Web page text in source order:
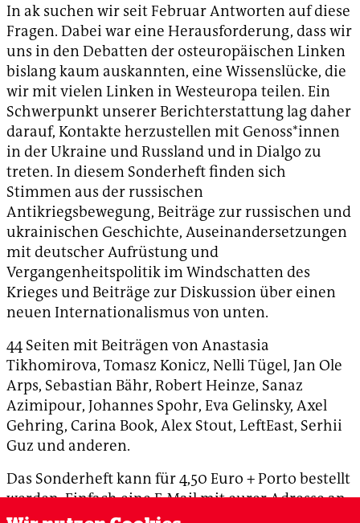
In ak suchen wir seit Februar Antworten auf diese
Fragen. Dabei war eine Herausforderung, dass wir
uns in den Debatten der osteuropäischen Linken
bislang kaum auskannten, eine Wissenslücke, die
wir mit vielen Linken in Westeuropa teilen. Ein
Schwerpunkt unserer Berichterstattung lag daher
darauf, Kontakte herzustellen mit Genoss*innen
in der Ukraine und Russland und in Dialgo zu
treten. In diesem Sonderheft finden sich
Stimmen aus der russischen
Antikriegsbewegung, Beiträge zur russischen und
ukrainischen Geschichte, Auseinandersetzungen
mit deutscher Aufrüstung und
Vergangenheitspolitik im Windschatten des
Krieges und Beiträge zur Diskussion über einen
neuen Internationalismus von unten.
44 Seiten mit Beiträgen von Anastasia
Tikhomirova, Tomasz Konicz, Nelli Tügel, Jan Ole
Arps, Sebastian Bähr, Robert Heinze, Sanaz
Azimipour, Johannes Spohr, Eva Gelinsky, Axel
Gehring, Carina Book, Alex Stout, LeftEast, Serhii
Guz und anderen.
Das Sonderheft kann für 4,50 Euro + Porto bestellt
werden. Einfach eine E-Mail mit eurer Adresse an
vertrieb@akweb.de. Politgruppen erhalten 30